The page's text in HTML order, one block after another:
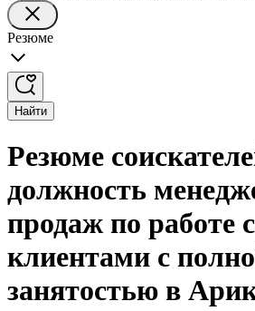
Резюме
Найти
Резюме
должность
продаж по работе с
клиентами с
занятостью в